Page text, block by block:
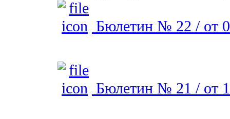
Бюлетин № 22 / от
Бюлетин № 21 / от